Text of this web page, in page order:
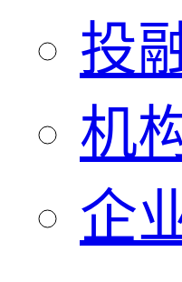
投
机
企